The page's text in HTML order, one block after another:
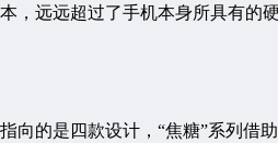
，远远超过了手机本身所具有的硬
向的是四款设计，“焦糖”系列借